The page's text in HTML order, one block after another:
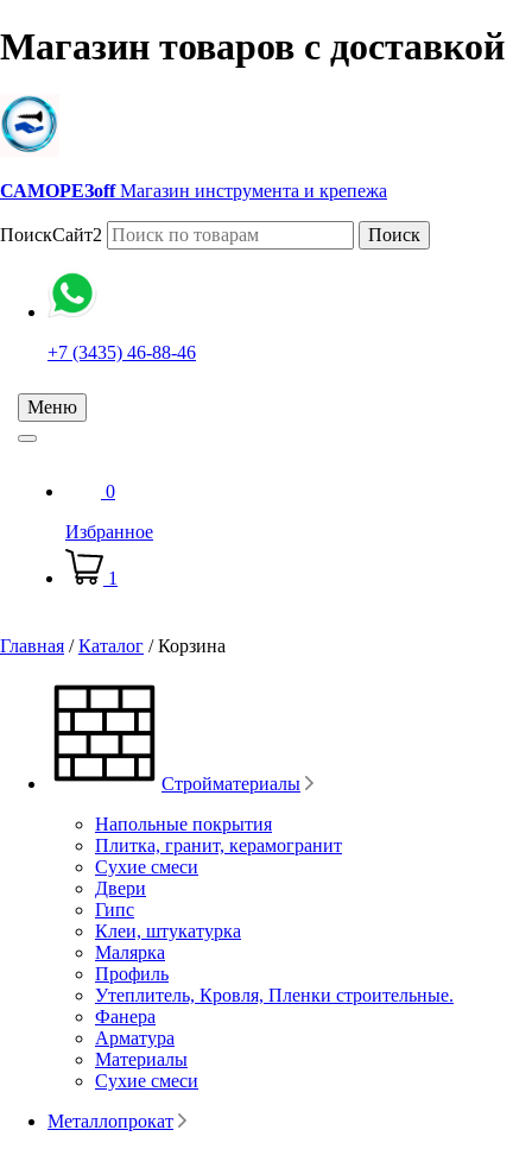
Магазин товаров с доставкой
САМОРЕЗoff Магазин инструмента и крепежа
ПоискСайт2 Поиск
+7 (3435) 46-88-46
Меню
0
Избранное
1
Главная /Каталог /Корзина
Стройматериалы
Напольные покрытия
Плитка, гранит, керамогранит
Сухие смеси
Двери
Гипс
Клеи, штукатурка
Малярка
Профиль
Утеплитель, Кровля, Пленки строительные.
Фанера
Арматура
Материалы
Сухие смеси
Металлопрокат